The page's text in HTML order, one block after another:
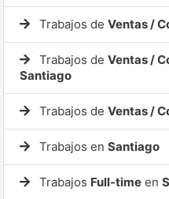
Trabajos de Ventas /
Trabajos de Ventas /
Santiago
Trabajos de Ventas /
Trabajos en Santiago
Trabajos Full-time en